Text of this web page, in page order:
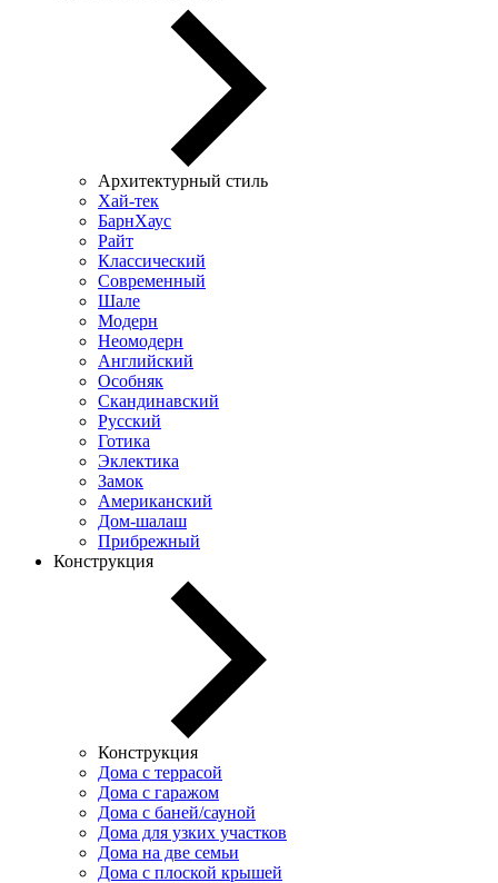
Архитектурный стиль
Хай-тек
БарнХаус
Райт
Классический
Современный
Шале
Модерн
Неомодерн
Английский
Особняк
Скандинавский
Русский
Готика
Эклектика
Замок
Американский
Дом-шалаш
Прибрежный
Конструкция
Конструкция
Дома с террасой
Дома с гаражом
Дома с баней/сауной
Дома для узких участков
Дома на две семьи
Дома с плоской крышей